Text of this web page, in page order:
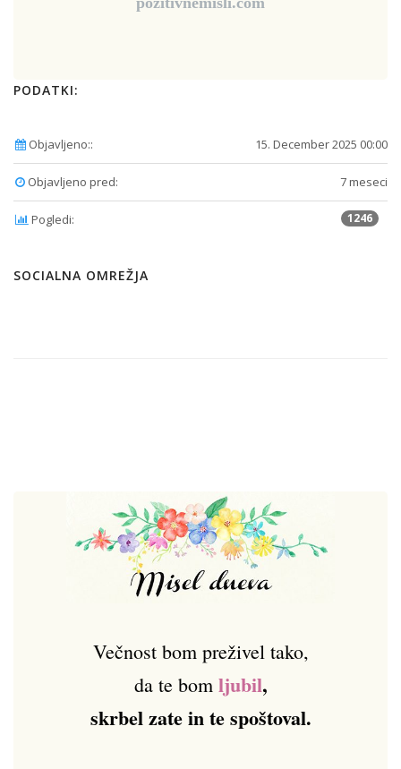
PODATKI:
Objavljeno:: 15. December 2025 00:00
Objavljeno pred: 7 meseci
Pogledi: 1246
SOCIALNA OMREŽJA
Večnost bom preživel tako,
da te bom ljubil,
skrbel zate in te spoštoval.